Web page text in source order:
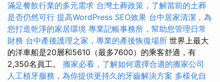
滿足餐飲行業的多元需求 台灣土葬政策，了解當前的土葬
是否仍然可行 提高WordPress SEO效果 台中居家清潔，為
您打造乾淨的家居環境 專業記帳事務所，幫助您管理日常
財務 台中產後護理之家，專業的產後恢復場所 世界上最大
的洋車船是20層和5610（最多7600）的乘客舒適，有
2,350名員工。 搬家必看，了解如何選擇合適的搬家公司
人工植牙服務，為你提供更持久的牙齒解決方案 多樣化自